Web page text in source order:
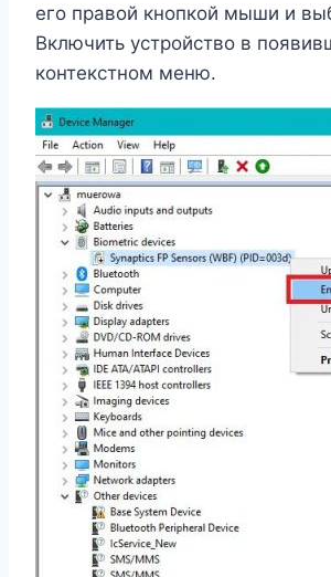
его правой кнопкой мыши и
Включить устройство в
контекстном меню.